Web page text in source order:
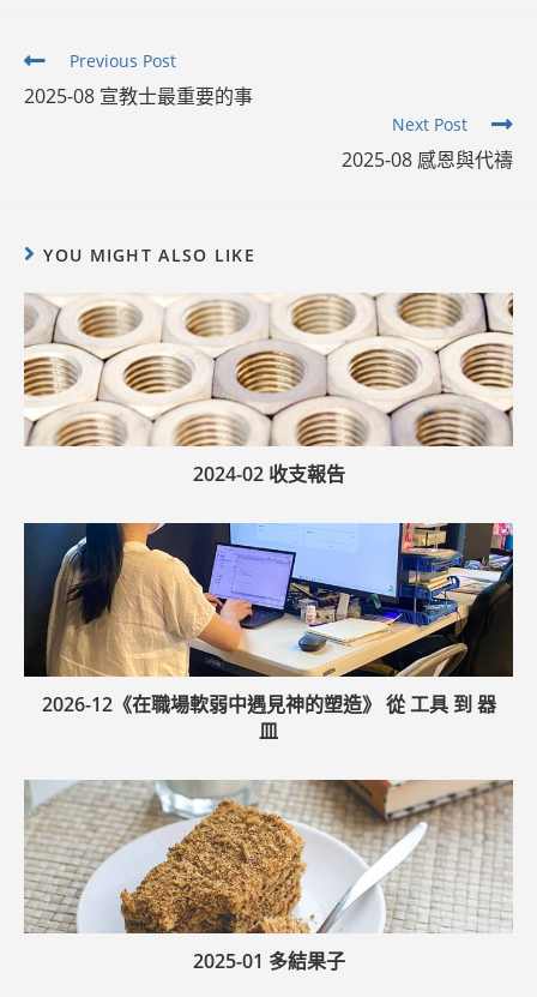
Read
articles
Previous Post
2025-08 宣教士最重要的事
Next Post
2025-08 感恩與代禱
YOU MIGHT ALSO LIKE
2024-02 收支報告
2026-12《在職場軟弱中遇見神的塑造》 從 工具 到 器
皿
2025-01 多結果子